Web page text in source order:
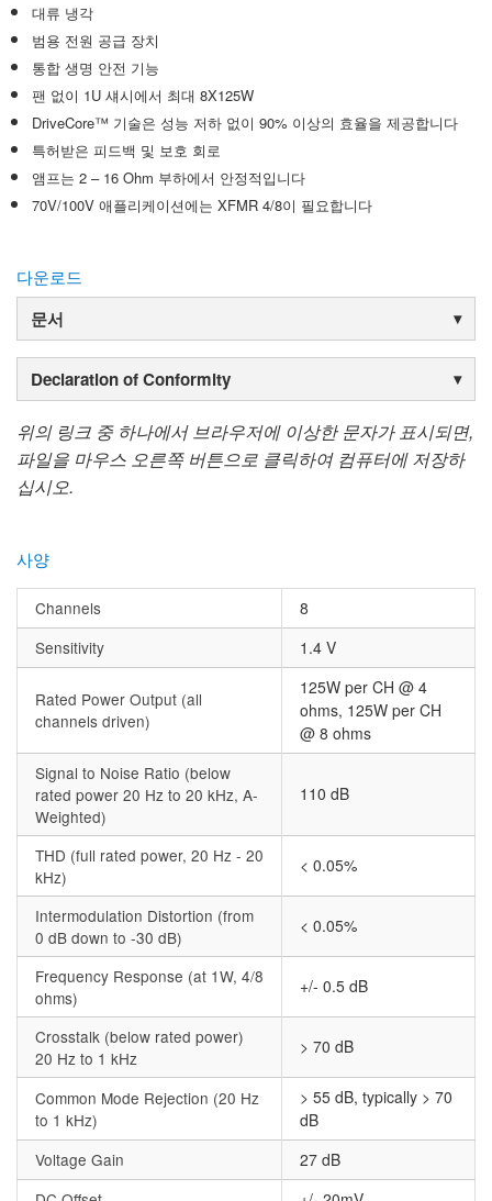
대류 냉각
범용 전원 공급 장치
통합 생명 안전 기능
팬 없이 1U 섀시에서 최대 8X125W
DriveCore™ 기술은 성능 저하 없이 90% 이상의 효율을 제공합니다
특허받은 피드백 및 보호 회로
앰프는 2 – 16 Ohm 부하에서 안정적입니다
70V/100V 애플리케이션에는 XFMR 4/8이 필요합니다
다운로드
문서
Declaration of Conformity
위의 링크 중 하나에서 브라우저에 이상한 문자가 표시되면,
파일을 마우스 오른쪽 버튼으로 클릭하여 컴퓨터에 저장하
십시오.
사양
Channels
8
Sensitivity
1.4 V
Rated Power Output (all
channels driven)
125W per CH @ 4
ohms, 125W per CH
@ 8 ohms
Signal to Noise Ratio (below
rated power 20 Hz to 20 kHz, A-
Weighted)
110 dB
THD (full rated power, 20 Hz - 20
kHz)
< 0.05%
Intermodulation Distortion (from
0 dB down to -30 dB)
< 0.05%
Frequency Response (at 1W, 4/8
ohms)
+/- 0.5 dB
Crosstalk (below rated power)
20 Hz to 1 kHz
> 70 dB
Common Mode Rejection (20 Hz
to 1 kHz)
> 55 dB, typically > 70
dB
Voltage Gain
27 dB